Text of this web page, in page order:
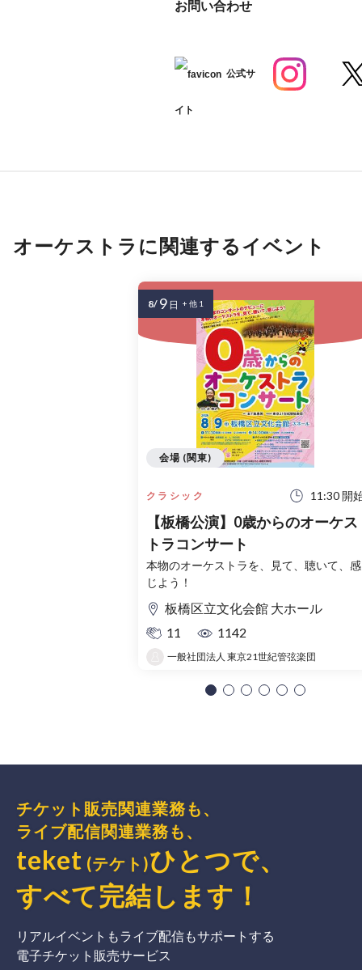
お問い合わせ
公式サ
イト
オーケストラに関連するイベント
クラシック 11:30 開
【板橋公演】0歳からのオーケス
トラコンサート
本物のオーケストラを、見て、聴いて、感
じよう！
板橋区立文化会館 大ホール
11
1142
一般社団法人 東京21世紀管弦楽団
会場 (関東)
8/ 9 日 + 他 1
チケット販売関連業務も、
ライブ配信関連業務も、
teket (テケト)ひとつで、
すべて完結 します ！
リアルイベントもライブ配信もサポートする
電子チケット販売サービス